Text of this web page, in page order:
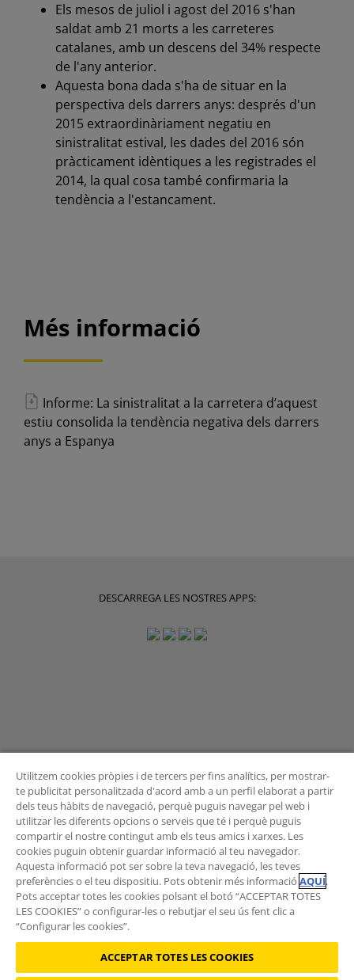
Els mesos de juliol i agost del 2016 s'han
saldat amb 21 morts a les carreteres
catalanes, amb un descens del 34% respecte
de l'any anterior.
Aquesta bona dada s'ha de situar en la
perspectiva dels darrers anys: després d'un
2015 extraordinàriament negatiu en
sinistralitat estival, les dades del 2016 són
pràcticament idèntiques a les registrades el
2014, la qual cosa també confirmaria la
tendència a l'estancament.
Més informació
Informe: La sinistralitat a la carretera d’aquest
estiu consolida la tendència negativa dels darrers
anys a Espanya
DESCARREGA LES NOSTRES APPS:
BUTLLETÍ
Vols rebre les novetats de l'Àrea de Mobilitat?
Subscriu-te al butlletí.
Utilitzem cookies pròpies i de tercers per fins analítics, per mostrar-
te publicitat personalitzada d'acord amb a un perfil elaborat a partir
dels teus hàbits de navegació, perquè puguis navegar pel web i
utilitzar les diferents opcions o serveis que té i perquè puguis
compartir el nostre contingut amb els teus amics i xarxes. Les
cookies puguin obtenir guardar informació al teu navegador.
Aquesta informació pot ser sobre la teva navegació, les teves
preferències o el teu dispositiu. Pots obtenir més informació AQUÍ.
Pots acceptar totes les cookies polsant el botó “ACCEPTAR TOTES
LES COOKIES” o configurar-les o rebutjar el seu ús fent clic a
“Configurar les cookies”.
ACCEPTAR TOTES LES COOKIES